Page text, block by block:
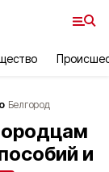
Белгород
и